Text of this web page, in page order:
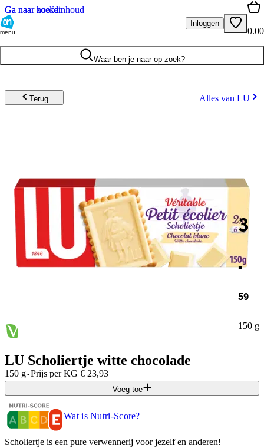
Ga naar hoofdinhoud
Ga naar zoeken
menu
Inloggen
0.00
Waar ben je naar op zoek?
Terug Alles van LU
3
.
59
150 g
LU Scholiertje witte chocolade
150 g·Prijs per KG € 23,93
Voeg toe
Wat is Nutri-Score?
Scholiertje is een pure verwennerij voor jezelf en anderen!